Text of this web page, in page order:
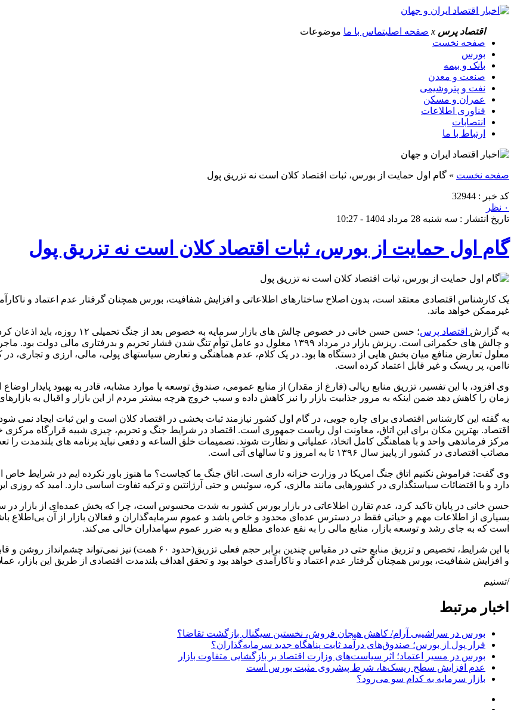
اقتصاد پرس x صفحه اصلیتماس با ما موضوعات
صفحه نخست
بورس
بانک و بیمه
صنعت و معدن
نفت و پتروشیمی
عمران و مسکن
فناوری اطلاعات
انتصابات
ارتباط با ما
صفحه نخست » گام اول حمایت از بورس، ثبات اقتصاد کلان است نه تزریق پول
کد خبر : 32944
۰ نظر
تاریخ انتشار : سه شنبه 28 مرداد 1404 - 10:27
گام اول حمایت از بورس، ثبات اقتصاد کلان است نه تزریق پول
یک کارشناس اقتصادی معتقد است، بدون اصلاح ساختارهای اطلاعاتی و افزایش شفافیت، بورس همچنان گرفتار عدم اعتماد و
غیرممکن خواهد ماند.
به گزارش اقتصاد پرس
؛ حسن حسن خانی در خصوص چالش های
معلول تعارض منافع میان بخش هایی از دستگاه ها بود. در یک کلام، عدم هماهنگی و تعارض سیاستهای پولی، مالی، ارزی و تجاری، در
ناامن، پر ریسک و غیر قابل اعتماد کرده است.
وی افزود، با این تفسیر، تزریق منابع ریالی (فارغ از مقدار) از منابع عمومی، صندوق توسعه یا موارد مشابه، قادر به بهبود پایدار
زمان را کاهش دهد ضمن اینکه به مرور جذابیت بازار را نیز کاهش داده و سبب خروج هرچه بیشتر مردم از این بازار و اقبال به
به گفته این کارشناس اقتصادی برای چاره جویی، در گام اول کشور نیازمند ثبات بخشی در اقتصاد کلان است و این ثبات ایجاد نمی
اقتصاد. بهترین مکان برای این اتاق، معاونت اول ریاست جمهوری است. اقتصاد در شرایط جنگ و تحریم، چیزی شبیه قرارگاه مرکزی
مرکز فرماندهی واحد و با هماهنگی کامل اتخاذ، عملیاتی و نظارت شوند. تصمیمات خلق الساعه و دفعی نباید برنامه های بلندمدت را
مصائب اقتصادی در کشور از پاییز سال ۱۳۹۶ تا به امروز و تا سالهای آتی است.
وی گفت: فراموش نکنیم اتاق جنگ امریکا در وزارت خزانه داری است. اتاق جنگ ما کجاست؟ ما هنوز باور نکرده ایم در شرایط خاص
دارد و با اقتضائات سیاستگذاری در کشورهایی مانند مالزی، کره، سوئیس و حتی آرژانتین و ترکیه تفاوت اساسی دارد. امید که روزی
حسن خانی در پایان تاکید کرد، عدم تقارن اطلاعاتی در بازار بورس کشور به شدت محسوس است، چرا که بخش عمده‌ای از بازار در
بسیاری از اطلاعات مهم و حیاتی فقط در دسترس عده‌ای محدود و خاص باشد و عموم سرمایه‌گذاران و فعالان بازار از آن بی‌اطلاع
است که به جای رشد و توسعه بازار، منابع مالی را به نفع عده‌ای مطلع و به ضرر عموم سهامداران خالی می‌کند.
با این شرایط، تخصیص و تزریق منابع حتی در مقیاس چندین برابر حجم
و افزایش شفافیت، بورس همچنان گرفتار عدم اعتماد و ناکارآمدی خواهد بود و تحقق اهداف بلندمدت اقتصادی از طریق این بازار،
/تسنیم
اخبار مرتبط
بورس در سراشیبی آرام/ کاهش هیجان فروش، نخستین سیگنال بازگشت تقاضا؟
فرار پول از بورس؛ صندوق‌های درآمد ثابت پناهگاه جدید سرمایه‌گذاران؟
بورس در مسیر اعتماد؛ اثر سیاست‌های وزارت اقتصاد بر بازگشایی متفاوت بازار
عدم افزایش سطح ریسک‌ها، شرط پیشروی مثبت بورس است
بازار سرمایه به کدام سو می‌رود؟